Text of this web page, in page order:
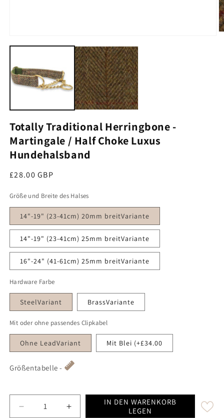
Totally Traditional Herringbone -
Martingale / Half Choke Luxus
Hundehalsband
Regulärer Preis
£28.00 GBP
Größe und Breite des Halses
14"-19" (23-41cm) 20mm breitVariante
14"-19" (23-41cm) 25mm breitVariante
16"-24" (41-61cm) 25mm breitVariante
Hardware Farbe
SteelVariant BrassVariante
Mit oder ohne passendes Clipkabel
Ohne LeadVariant Mit Blei (+£34.00
Größentabelle -
Decrease quantity for Totally Traditional
Increase quantity for Totally Traditional
IN DEN WARENKORB
LEGEN